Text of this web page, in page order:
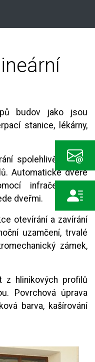
budov jako jsou
stanice, lékárny,
spolehlivě fungují
Automatické dveře
infračervených
dveřmi.
otevírání a zavírání
uzamčení, trvalé
zámek,
z hliníkových profilů
Povrchová úprava
barva, kašírování